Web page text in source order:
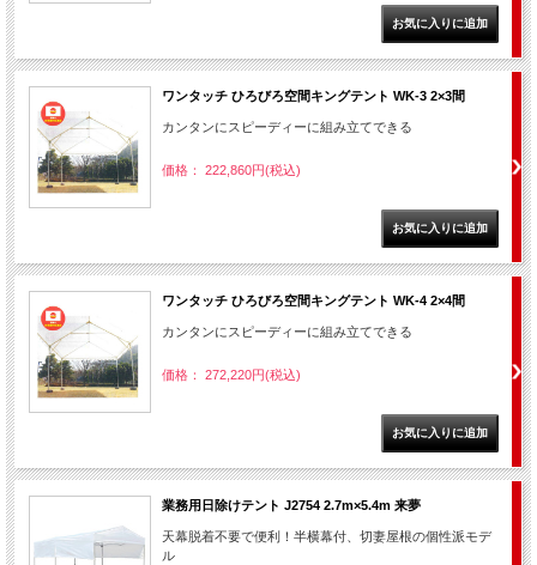
ワンタッチ ひろびろ空間キングテント WK-3 2×3間
カンタンにスピーディーに組み立てできる
価格： 222,860円(税込)
ワンタッチ ひろびろ空間キングテント WK-4 2×4間
カンタンにスピーディーに組み立てできる
価格： 272,220円(税込)
業務用日除けテント J2754 2.7m×5.4m 来夢
天幕脱着不要で便利！半横幕付、切妻屋根の個性派モデ
ル